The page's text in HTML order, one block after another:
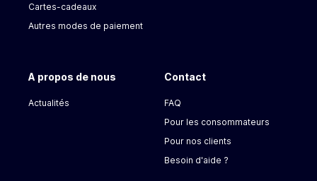
Cartes-cadeaux
Autres modes de paiement
A propos de nous
Actualités
Contact
FAQ
Pour les consommateurs
Pour nos clients
Besoin d'aide ?